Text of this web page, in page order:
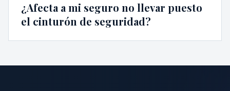
¿Afecta a mi seguro no llevar puesto
el cinturón de seguridad?